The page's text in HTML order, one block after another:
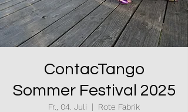
ContacTango
Sommer Festival 2025
Fr., 04. Juli
  |
Rote Fabrik